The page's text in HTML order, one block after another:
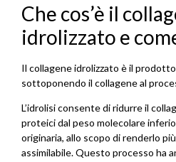
Che cos’è il
idrolizzato e
Il collagene idrolizzato è il
sottoponendo il collagene al
L’idrolisi consente di ridurre il
proteici dal peso molecolare
originaria, allo scopo di renderlo
assimilabile. Questo processo ha